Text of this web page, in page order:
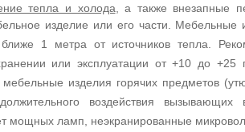
тепла и холода , а также внезапные
изделие или его части.
1 метра от источников тепла.
или эксплуатации от +10 до +25
изделия горячих предметов
воздействия вызывающих
мощных ламп, неэкранированные